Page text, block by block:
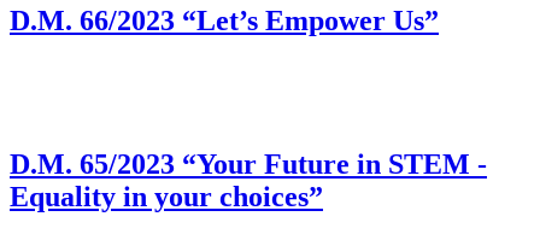
D.M. 66/2023 “Let’s Empower Us”
D.M. 65/2023 “Your Future in STEM -
Equality in your choices”